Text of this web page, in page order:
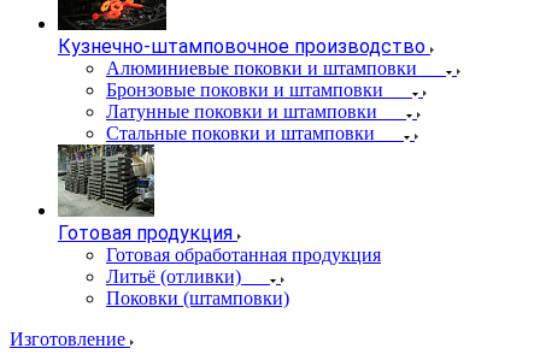
Кузнечно-штамповочное производство
Алюминиевые поковки и штамповки
Бронзовые поковки и штамповки
Латунные поковки и штамповки
Стальные поковки и штамповки
Готовая продукция
Готовая обработанная продукция
Литьё (отливки)
Поковки (штамповки)
Изготовление